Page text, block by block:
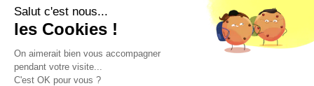
Salut c'est nous...
les Cookies !
On aimerait bien vous accompagner
pendant votre visite...
C'est OK pour vous ?